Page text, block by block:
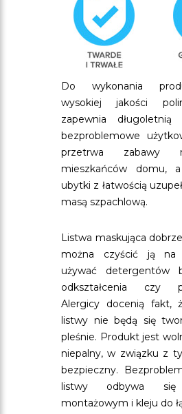
Do wykonania
wysokiej jakości
zapewnia
bezproblemowe
przetrwa zabawy
mieszkańców domu,
ubytki z łatwością
masą szpachlową.
Listwa maskująca
można czyścić ją na
używać detergentów
odkształcenia czy
Alergicy docenią fakt,
listwy nie będą się
pleśnie. Produkt jest
niepalny, w związku z
bezpieczny.
listwy odbywa
montażowym i kleju do